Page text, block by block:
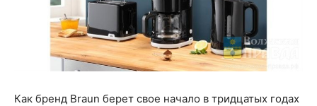
Как бренд Braun берет свое начало в тридцатых годах